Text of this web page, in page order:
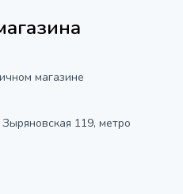
магазине
119, метро